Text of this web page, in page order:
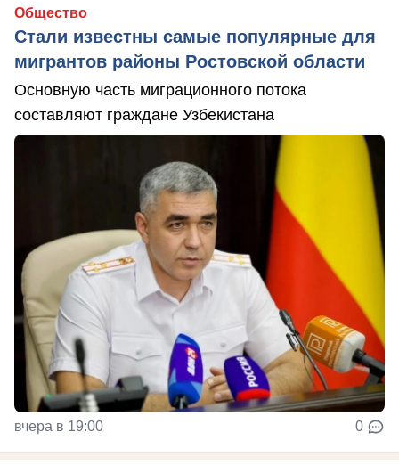
Общество
Стали известны самые популярные для
мигрантов районы Ростовской области
Основную часть миграционного потока
составляют граждане Узбекистана
вчера в 19:00 0